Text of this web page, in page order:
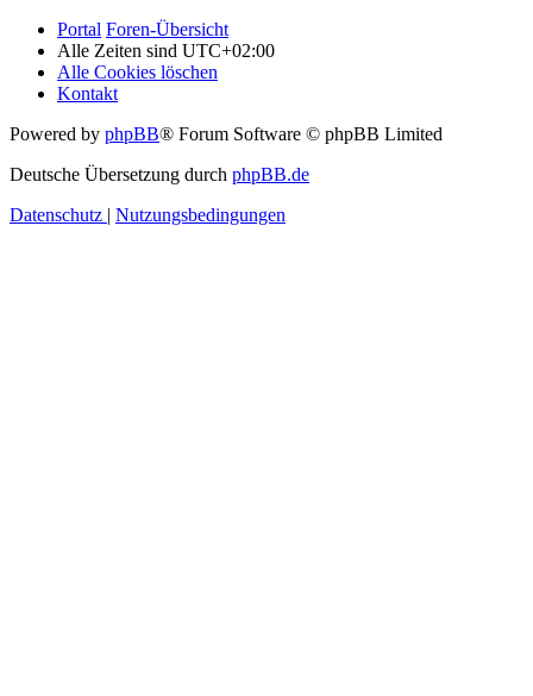
Portal Foren-Übersicht
Alle Zeiten sind UTC+02:00
Alle Cookies löschen
Kontakt
Powered by phpBB® Forum Software © phpBB Limited
Deutsche Übersetzung durch phpBB.de
Datenschutz | Nutzungsbedingungen